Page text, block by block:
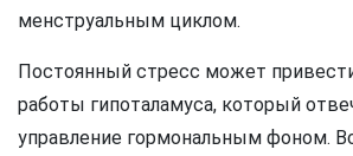
менструальным циклом.
Постоянный стресс может
работы гипоталамуса, который
управление гормональным фоном.